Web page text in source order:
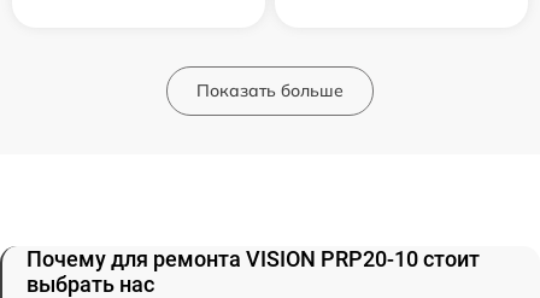
Показать больше
Почему для ремонта VISION PRP20-10 стоит
выбрать нас